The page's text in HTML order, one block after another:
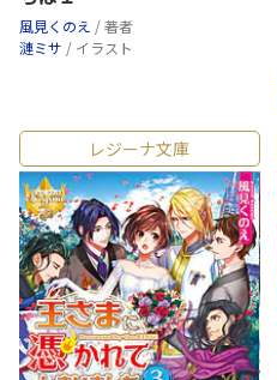
風見くのえ / 著者
漣ミサ / イラスト
レジーナ文庫